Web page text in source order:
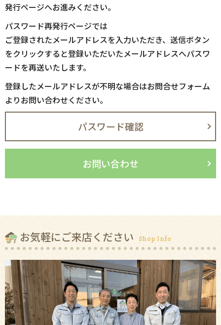
発行ページへお進みください。
パスワード再発行ページでは
ご登録されたメールアドレスを入力いただき、送信ボタン
をクリックすると登録いただいたメールアドレスへパスワ
ードを再送いたします。
登録したメールアドレスが不明な場合はお問合せフォーム
よりお問い合わせください。
パスワード確認
お問い合わせ
お気軽にご来店ください Shop Info